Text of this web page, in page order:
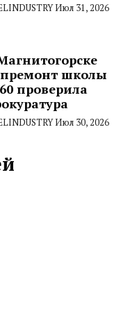
Июл 31, 2026
школы
проверила
Июл 30, 2026